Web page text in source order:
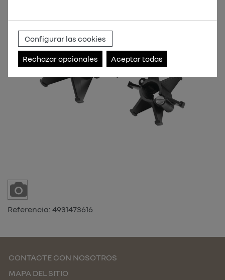
Referencia: 4931473616
CONTACTE CON NOSOTROS
MAPA DEL SITIO
Configurar las cookies
Rechazar opcionales Aceptar todas